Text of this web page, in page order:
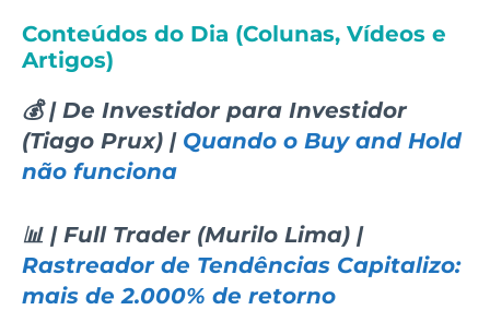
Conteúdos do Dia (Colunas, Vídeos e
Artigos)
💰 | De Investidor para Investidor
(Tiago Prux) | Quando o Buy and Hold
não funciona
📊 | Full Trader (Murilo Lima) |
Rastreador de Tendências Capitalizo:
mais de 2.000% de retorno